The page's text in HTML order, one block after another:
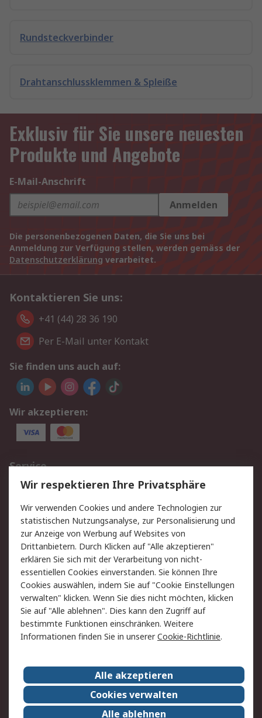
Rundsteckverbinder
Drahtanschlussklemmen & Spleiße
Exklusiv für Sie unsere neuesten
Produkte und Angebote
E-Mail-Anschrift
Anmelden
Die personenbezogenen Daten, die Sie uns bei
Anmeldung zur Verfügung stellen, werden gemäss der
Datenschutzerklärung verarbeitet.
Kontaktieren Sie uns:
+41 (44) 28 36 190
Per E-Mail unter Kontakt
Sie finden uns auch auf:
Wir akzeptieren:
Service
Value Added Services
Lieferlösungen
Rücksendungen
Kontakt
Hilfe
Rechtliches
AGB
Datenschutz
Cookie-Richtlinie
Zahlungsbedingungen
Copyright/Impressum
Über RS
Karriere bei RS
Nachhaltigkeit
Qualität/Umwelt/ZertifikatePresse-Center
Event-Center
Wir respektieren Ihre Privatsphäre
Wir verwenden Cookies und andere Technologien zur
statistischen Nutzungsanalyse, zur Personalisierung und
zur Anzeige von Werbung auf Websites von
Drittanbietern. Durch Klicken auf "Alle akzeptieren"
erklären Sie sich mit der Verarbeitung von nicht-
essentiellen Cookies einverstanden. Sie können Ihre
Cookies auswählen, indem Sie auf "Cookie Einstellungen
verwalten" klicken. Wenn Sie dies nicht möchten, klicken
Sie auf "Alle ablehnen". Dies kann den Zugriff auf
bestimmte Funktionen einschränken. Weitere
Informationen finden Sie in unsererCookie-Richtlinie.
Alle akzeptieren
Cookies verwalten
Alle ablehnen